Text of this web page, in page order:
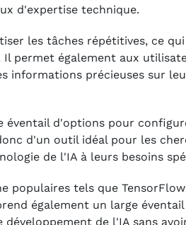
d'expertise technique.
les tâches répétitives, ce
permet également aux
informations précieuses sur
éventail d'options pour
d'un outil idéal pour les
de l'IA à leurs besoins
populaires tels que TensorFlow
également un large
de l'IA sans